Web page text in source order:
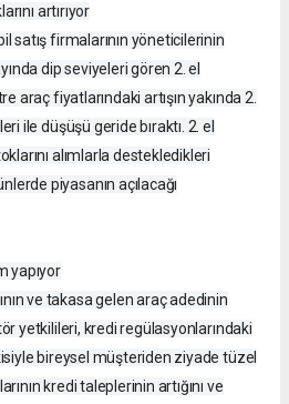
artırıyor
satış firmalarının yöneticilerinin
dip seviyeleri gören 2. el
araç fiyatlarındaki artışın yakında 2.
ile düşüşü geride bıraktı. 2. el
alımlarla destekledikleri
piyasanın açılacağı
yapıyor
ve takasa gelen araç adedinin
yetkilileri, kredi regülasyonlarındaki
bireysel müşteriden ziyade tüzel
kredi taleplerinin artığını ve